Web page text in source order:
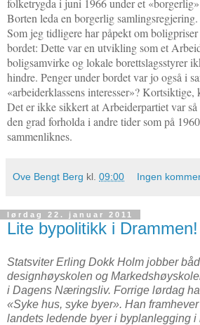
folketrygda i juni 1966 under et
Borten leda en borgerlig samlingsregjering.
Som jeg tidligere har påpekt om
bordet: Dette var en utvikling som et
boligsamvirke og lokale borettslagsstyrer
hindre. Penger under bordet var jo også i
«arbeiderklassens interesser»? Kortsiktige,
Det er ikke sikkert at Arbeiderpartiet var
den grad forholda i andre tider som på
sammenliknes.
Ove Bengt Berg kl. 09:00 Ingen
lørdag 22. januar 2011
Lite bypolitikk i Drammen!
Statsviter Erling Dokk Holm jobber
designhøyskolen og
i Dagens Næringsliv. Forrige lørdag
«Syke hus, syke byer». Han
landets ledende byer i byplanlegging